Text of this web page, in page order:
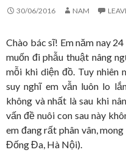
30/06/2016 NAM
Chào bác sĩ! Em năm nay
muốn đi phẫu thuật nâng
mỗi khi diện đồ. Tuy nhiên
suy nghĩ em vẫn luôn lo
không và nhất là sau khi
vấn đề nuôi con sau này
em đang rất phân vân,
Đống Đa, Hà Nội).